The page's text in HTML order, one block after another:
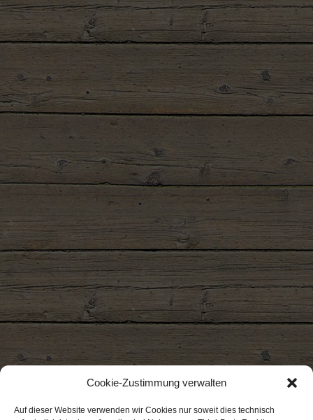
Cookie-Zustimmung verwalten
Auf dieser Website verwenden wir Cookies nur soweit dies technisch